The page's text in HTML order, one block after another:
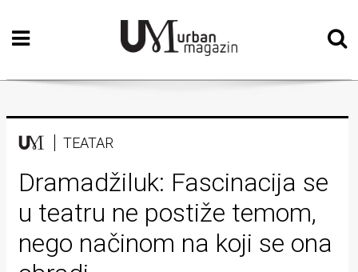
Početna
Vizualne
Teatar
Književnost
Muzika
Film
TEATAR
Dramadžiluk: Fascinacija se
u teatru ne postiže temom,
nego načinom na koji se ona